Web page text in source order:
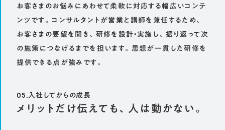
お客さまのお悩みにあわせて柔軟に対応する幅広いコンテ
ンツです。コンサルタントが営業と講師を兼任するため、
お客さまの要望を聞き、研修を設計・実施し、振り返って次
の施策につなげるまでを担います。思想が一貫した研修を
提供できる点が強みです。
05.入社してからの成長
メリットだけ伝えても、人は動かない。